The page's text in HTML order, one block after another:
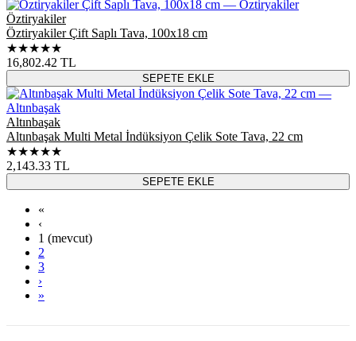
Öztiryakiler
Öztiryakiler Çift Saplı Tava, 100x18 cm
★★★★★
16,802.42 TL
SEPETE EKLE
Altınbaşak
Altınbaşak Multi Metal İndüksiyon Çelik Sote Tava, 22 cm
★★★★★
2,143.33 TL
SEPETE EKLE
«
‹
1 (mevcut)
2
3
›
»